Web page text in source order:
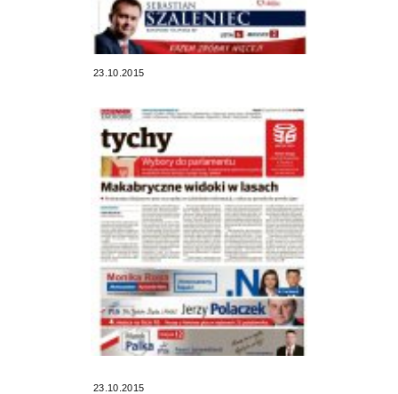
23.10.2015
23.10.2015